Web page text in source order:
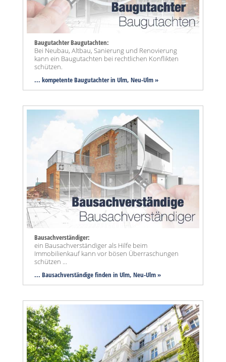
Baugutachter Baugutachten:
Bei Neubau, Altbau, Sanierung und Renovierung
kann ein Baugutachten bei rechtlichen Konflikten
schützen.
... kompetente Baugutachter in Ulm, Neu-Ulm »
Bausachverständiger:
ein Bausachverständiger als Hilfe beim
Immobilienkauf kann vor bösen Überraschungen
schützen ...
... Bausachverständige finden in Ulm, Neu-Ulm »